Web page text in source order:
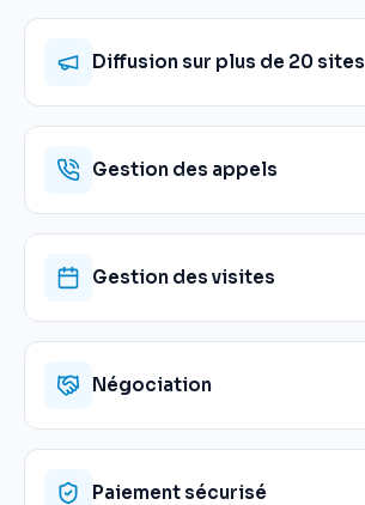
Diffusion sur plus de 20 sites
Gestion des appels
Gestion des visites
Négociation
Paiement sécurisé